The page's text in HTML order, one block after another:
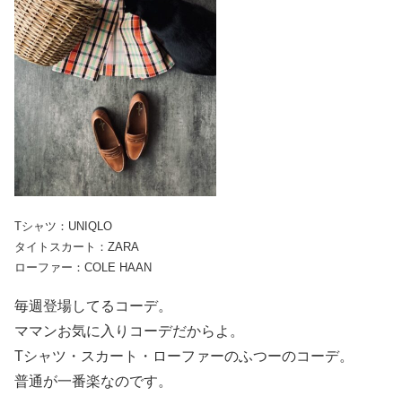
Tシャツ：UNIQLO
タイトスカート：ZARA
ローファー：COLE HAAN
毎週登場してるコーデ。
ママンお気に入りコーデだからよ。
Tシャツ・スカート・ローファーのふつーのコーデ。
普通が一番楽なのです。